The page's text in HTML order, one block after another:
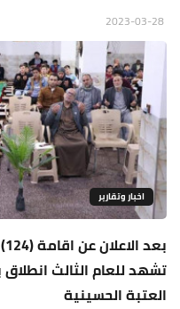
اخبار وتقارير
تشهد للعام الثالث انطلاق
العتبة الحسينية